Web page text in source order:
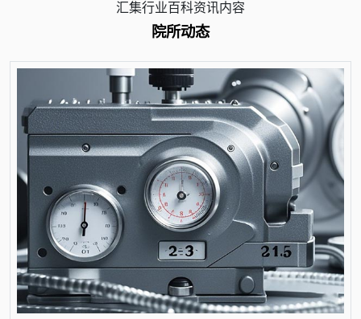
汇集行业百科资讯内容
院所动态